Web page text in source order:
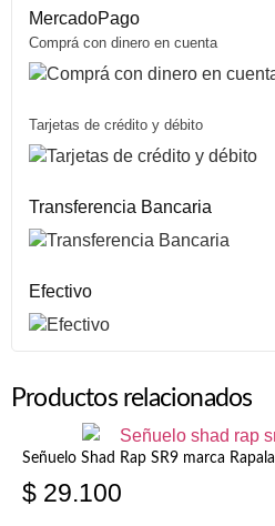
MercadoPago
Comprá con dinero en cuenta
Tarjetas de crédito y débito
Transferencia Bancaria
Efectivo
Productos relacionados
Señuelo Shad Rap SR9 marca Rapala
$ 29.100